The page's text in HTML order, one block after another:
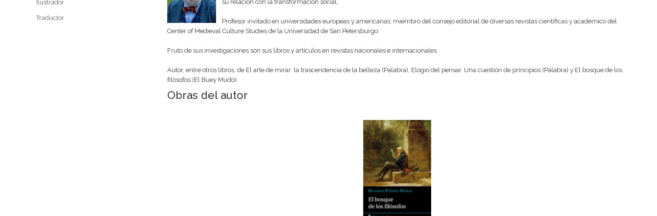
Ilustrador
Traductor
su relación con la transformación social.
Profesor invitado en universidades europeas y americanas; miembro del consejo editorial de diversas revistas científicas y académico del
Center of Medieval Culture Studies de la Universidad de San Petersburgo.
Fruto de sus investigaciones son sus libros y artículos en revistas nacionales e internacionales.
Autor, entre otros libros, de El arte de mirar: la trascendencia de la belleza (Palabra), Elogio del pensar. Una cuestión de principios (Palabra) y El bosque de los
filósofos (El Buey Mudo).
Obras del autor